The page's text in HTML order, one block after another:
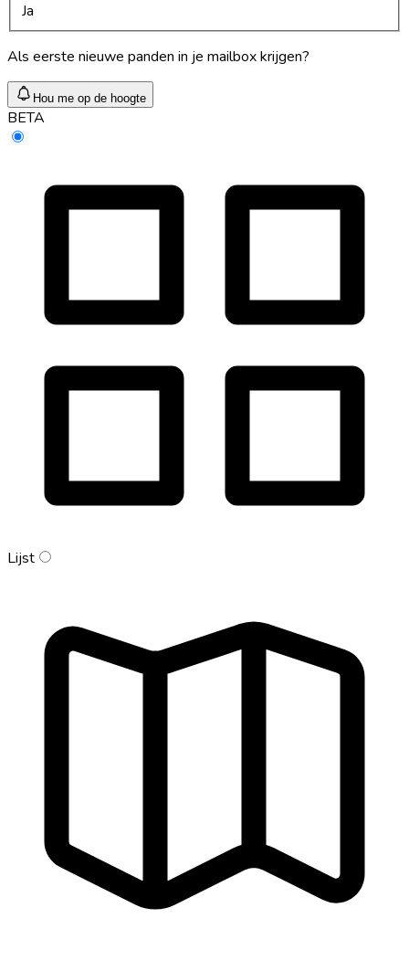
Ja
Als eerste nieuwe panden in je mailbox krijgen?
Hou me op de hoogte
BETA
Lijst